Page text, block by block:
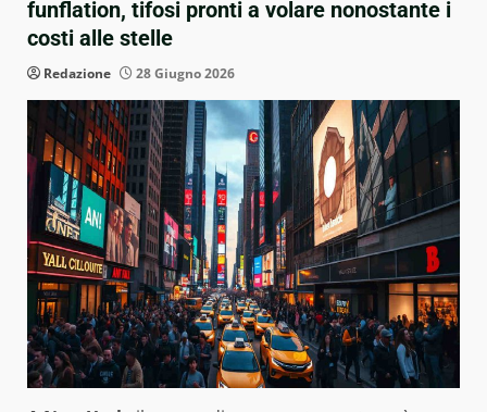
funflation, tifosi pronti a volare nonostante i
costi alle stelle
Redazione 28 Giugno 2026